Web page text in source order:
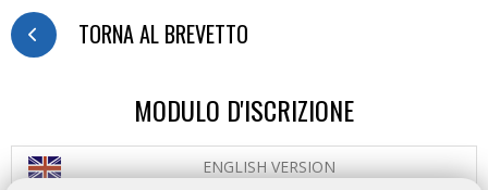
TORNA AL BREVETTO
MODULO D'ISCRIZIONE
ENGLISH VERSION